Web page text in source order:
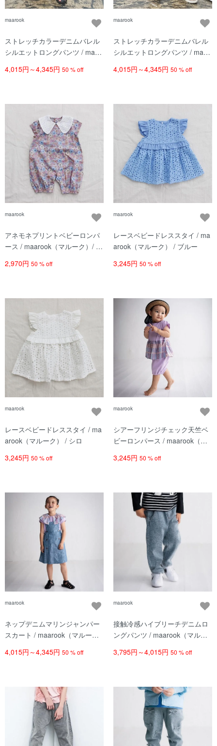
maarook
ストレッチカラーデニムバレル
シルエットロングパンツ / maar
4,015円～4,345円 50 % off
maarook
ストレッチカラーデニムバレル
シルエットロングパンツ / maar
4,015円～4,345円 50 % off
maarook
アネモネプリントベビーロンパ
ース / maarook（マルーク）/ ピ
2,970円 50 % off
maarook
レースベビードレススタイ / ma
arook（マルーク） / ブルー
3,245円 50 % off
maarook
レースベビードレススタイ / ma
arook（マルーク） / シロ
3,245円 50 % off
maarook
シアーフリンジチェック天竺ベ
ビーロンパース / maarook（マ
3,245円 50 % off
maarook
ネップデニムマリンジャンパー
スカート / maarook（マルー
4,015円～4,345円 50 % off
maarook
接触冷感ハイブリーチデニムロ
ングパンツ / maarook（マルー
3,795円～4,015円 50 % off